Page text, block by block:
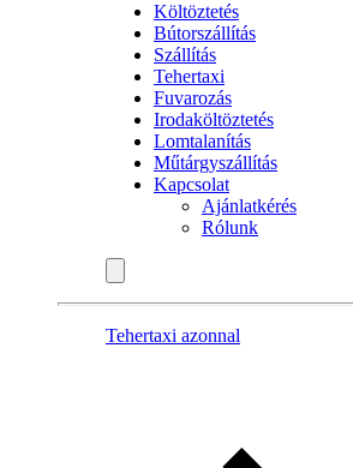
Költöztetés
Bútorszállítás
Szállítás
Tehertaxi
Fuvarozás
Irodaköltöztetés
Lomtalanítás
Műtárgyszállítás
Kapcsolat
Ajánlatkérés
Rólunk
Tehertaxi azonnal